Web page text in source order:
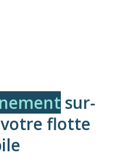
sur-
flotte